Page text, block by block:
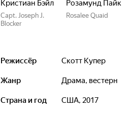
Кристиан Бэйл
Capt. Joseph J.
Blocker
Розамунд Пайк
Rosalee Quaid
Режиссёр Скотт Купер
Жанр драма, вестерн
Страна и год США, 2017